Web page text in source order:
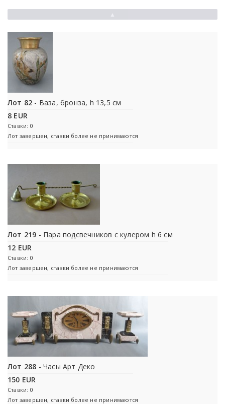
Лот 82 - Ваза, бронза, h 13,5 см
8 EUR
Ставки: 0
Лот завершен, ставки более не принимаются
Лот 219 - Пара подсвечников с кулером h 6 см
12 EUR
Ставки: 0
Лот завершен, ставки более не принимаются
Лот 288 - Часы Арт Деко
150 EUR
Ставки: 0
Лот завершен, ставки более не принимаются